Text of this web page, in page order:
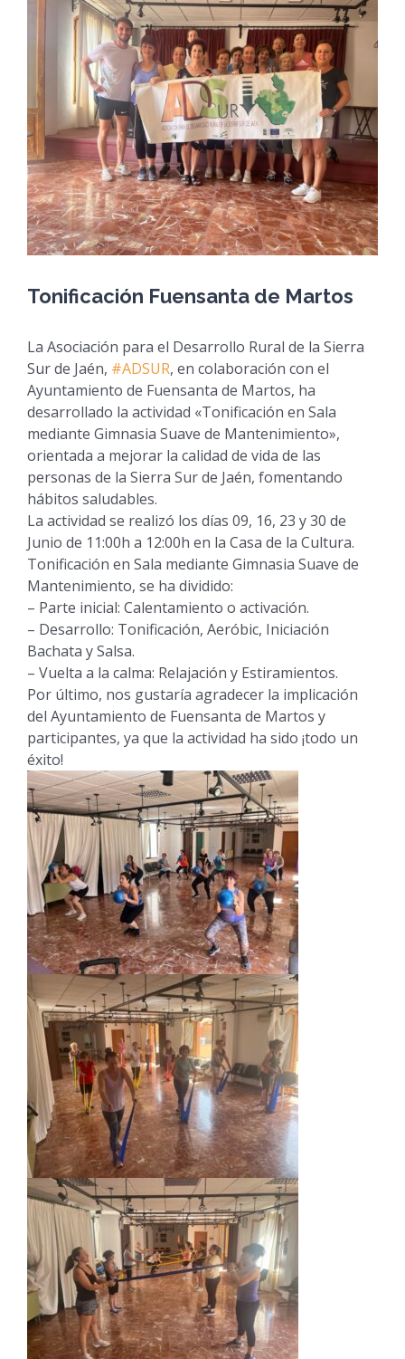
Larger
Image
Tonificación Fuensanta de Martos
La Asociación para el Desarrollo Rural de la Sierra
Sur de Jaén, #ADSUR, en colaboración con el
Ayuntamiento de Fuensanta de Martos, ha
desarrollado la actividad «Tonificación en Sala
mediante Gimnasia Suave de Mantenimiento»,
orientada a mejorar la calidad de vida de las
personas de la Sierra Sur de Jaén, fomentando
hábitos saludables.
La actividad se realizó los días 09, 16, 23 y 30 de
Junio de 11:00h a 12:00h en la Casa de la Cultura.
Tonificación en Sala mediante Gimnasia Suave de
Mantenimiento, se ha dividido:
– Parte inicial: Calentamiento o activación.
– Desarrollo: Tonificación, Aeróbic, Iniciación
Bachata y Salsa.
– Vuelta a la calma: Relajación y Estiramientos.
Por último, nos gustaría agradecer la implicación
del Ayuntamiento de Fuensanta de Martos y
participantes, ya que la actividad ha sido ¡todo un
éxito!